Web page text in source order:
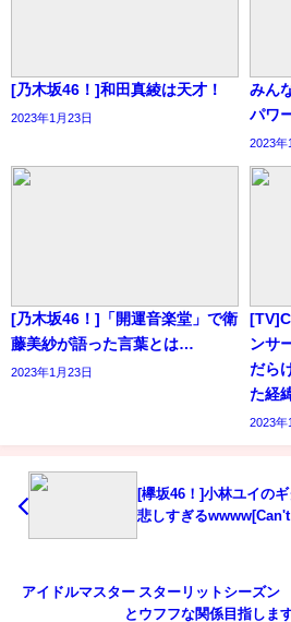
[乃木坂46！]和田真綾は天才！
2023年1月23日
みん
パワ
2023年
[乃木坂46！]「開運音楽堂」で衛
藤美紗が語った言葉とは…
2023年1月23日
ンサ
だら
た経
2023年
[欅坂46！]小林ユイの
アイドルマスター スターリットシーズ
とウフフな関係目指しま